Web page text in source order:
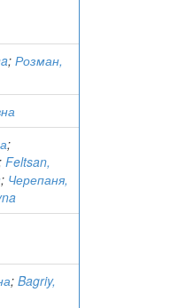
; Розман,
;
Feltsan,
; Черепаня,
; Bagriy,